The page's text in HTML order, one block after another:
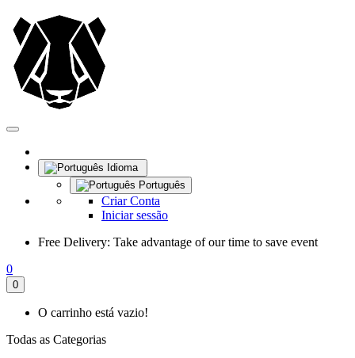
Idioma
Português
Criar Conta
Iniciar sessão
Free Delivery: Take advantage of our time to save event
0
0
O carrinho está vazio!
Todas as Categorias